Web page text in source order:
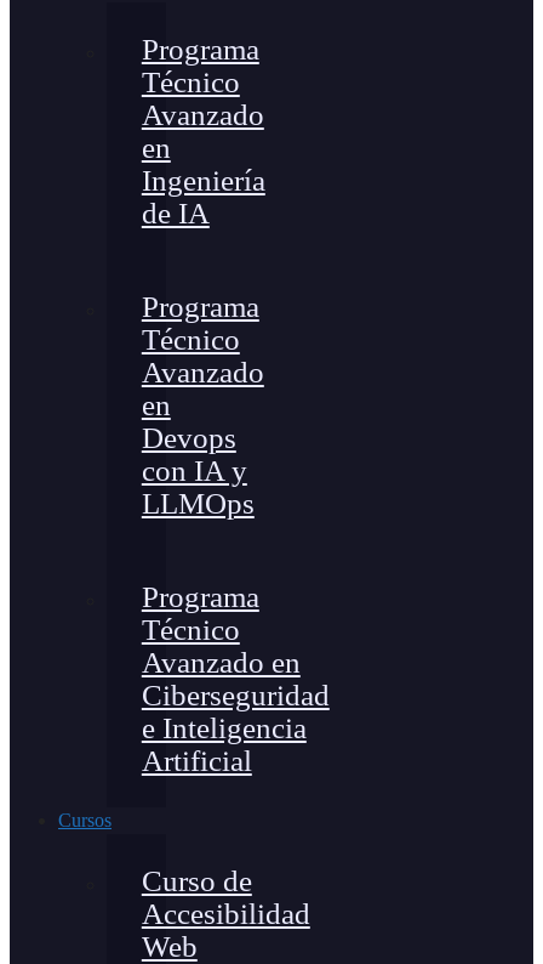
Programa
Técnico
Avanzado
en
Ingeniería
de IA
Programa
Técnico
Avanzado
en
Devops
con IA y
LLMOps
Programa
Técnico
Avanzado en
Ciberseguridad
e Inteligencia
Artificial
Cursos
Curso de
Accesibilidad
Web